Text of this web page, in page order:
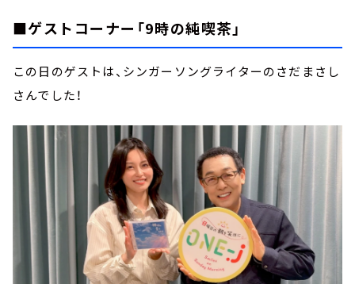
■ゲストコーナー「9時の純喫茶」
この日のゲストは、シンガーソングライターのさだまさし
さんでした！